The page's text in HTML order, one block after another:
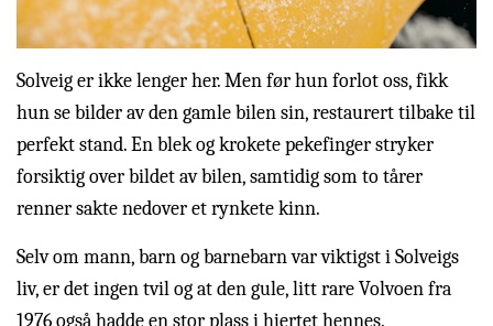
Solveig er ikke lenger her. Men før hun forlot oss, fikk
hun se bilder av den gamle bilen sin, restaurert tilbake til
perfekt stand. En blek og krokete pekefinger stryker
forsiktig over bildet av bilen, samtidig som to tårer
renner sakte nedover et rynkete kinn.
Selv om mann, barn og barnebarn var viktigst i Solveigs
liv, er det ingen tvil og at den gule, litt rare Volvoen fra
1976 også hadde en stor plass i hjertet hennes.